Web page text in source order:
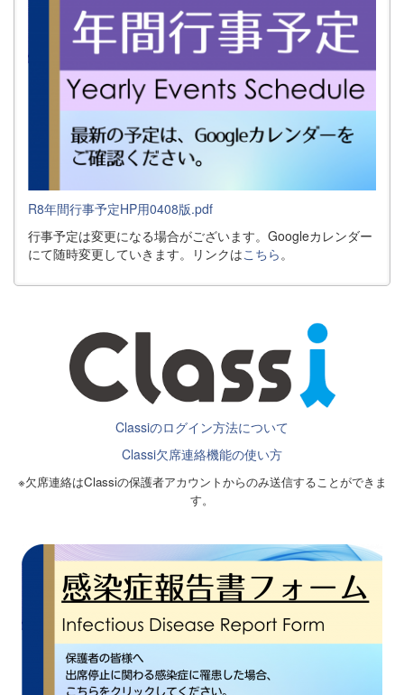
R8年間行事予定HP用0408版.pdf
行事予定は変更になる場合がございます。Googleカレンダー
にて随時変更していきます。リンクはこちら 。
Classiのログイン方法について
Classi欠席連絡機能の使い方
※欠席連絡はClassiの保護者アカウントからのみ送信することができま
す。